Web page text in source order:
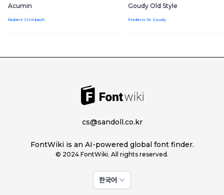
Acumin
Robert Slimbach
Goudy Old Style
Frederic W. Goudy
cs@sandoll.co.kr
FontWiki is an AI-powered global font finder.
© 2024 FontWiki. All rights reserved.
한국어